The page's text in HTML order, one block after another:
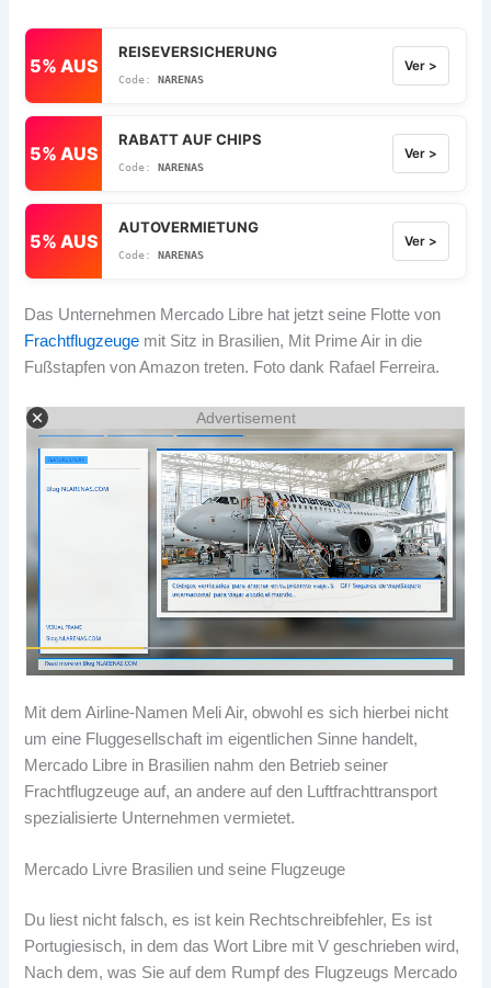
5% AUS
REISEVERSICHERUNG
NARENAS
Ver >
5% AUS
RABATT AUF CHIPS
NARENAS
Ver >
5% AUS
AUTOVERMIETUNG
NARENAS
Ver >
Das Unternehmen Mercado Libre hat jetzt seine Flotte von
Frachtflugzeuge mit Sitz in Brasilien, Mit Prime Air in die
Fußstapfen von Amazon treten. Foto dank Rafael Ferreira.
Advertisement
Mit dem Airline-Namen Meli Air, obwohl es sich hierbei nicht
um eine Fluggesellschaft im eigentlichen Sinne handelt,
Mercado Libre in Brasilien nahm den Betrieb seiner
Frachtflugzeuge auf, an andere auf den Luftfrachttransport
spezialisierte Unternehmen vermietet.
Mercado Livre Brasilien und seine Flugzeuge
Du liest nicht falsch, es ist kein Rechtschreibfehler, Es ist
Portugiesisch, in dem das Wort Libre mit V geschrieben wird,
Nach dem, was Sie auf dem Rumpf des Flugzeugs Mercado